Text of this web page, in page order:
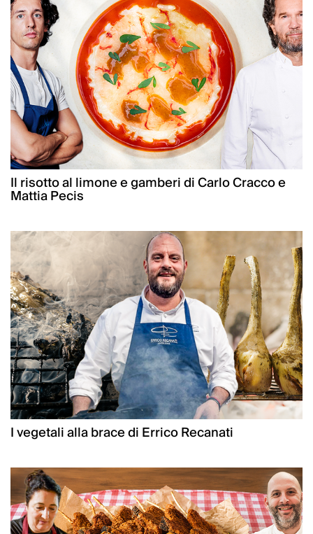
Il risotto al limone e gamberi di Carlo Cracco e
Mattia Pecis
I vegetali alla brace di Errico Recanati